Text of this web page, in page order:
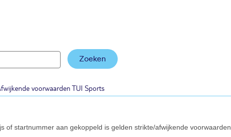
Zoeken
voorwaarden TUI Sports
of startnummer aan gekoppeld is gelden strikte/afwijkende voorwaarden.